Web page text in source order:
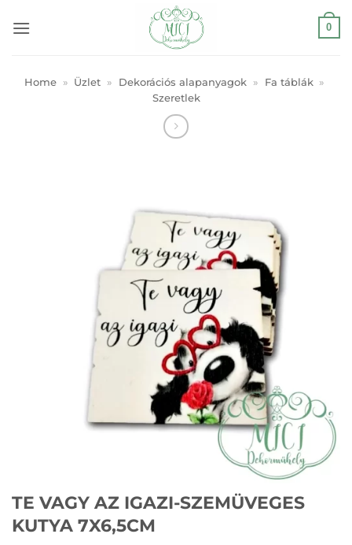
0
Home » Üzlet » Dekorációs alapanyagok » Fa táblák »
Szeretlek
TE VAGY AZ IGAZI-SZEMÜVEGES
KUTYA 7X6,5CM